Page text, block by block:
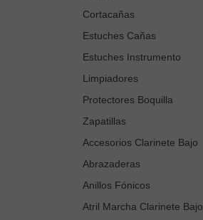
Cortacañas
Estuches Cañas
Estuches Instrumento
Limpiadores
Protectores Boquilla
Zapatillas
Accesorios Clarinete Bajo
Abrazaderas
Anillos Fónicos
Atril Marcha Clarinete Bajo